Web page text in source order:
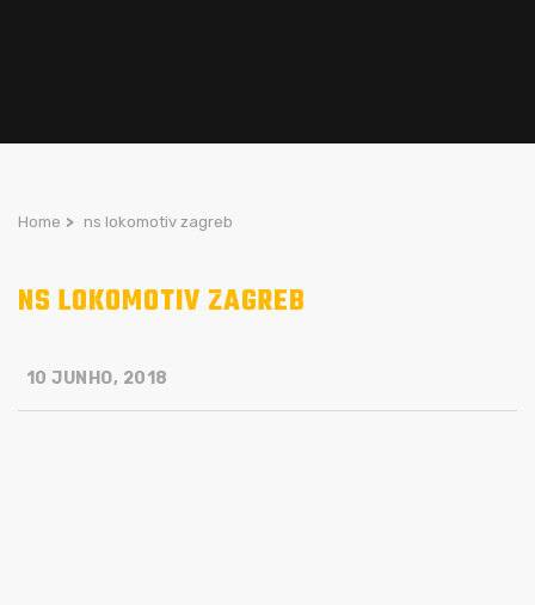
Home > ns lokomotiv zagreb
NS LOKOMOTIV ZAGREB
10 JUNHO, 2018